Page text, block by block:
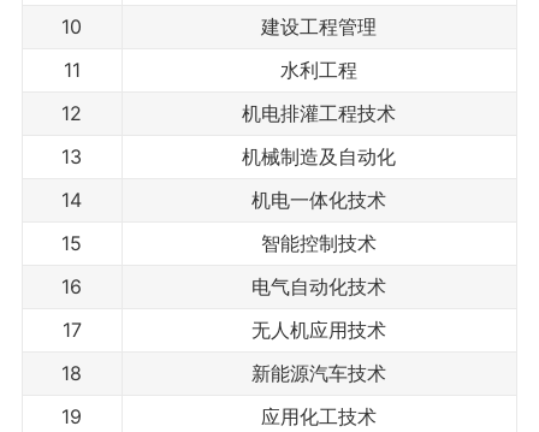
10
建设工程管理
11
水利工程
12
机电排灌工程技术
13
机械制造及自动化
14
机电一体化技术
15
智能控制技术
16
电气自动化技术
17
无人机应用技术
18
新能源汽车技术
19
应用化工技术